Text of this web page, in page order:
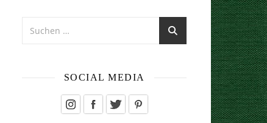
SOCIAL MEDIA